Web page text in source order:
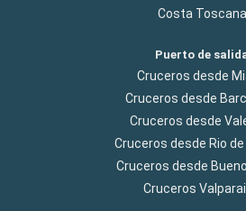
Costa Toscana
Puerto de
Cruceros desde
Cruceros desde
Cruceros desde
Cruceros desde Rio
Cruceros desde
Cruceros